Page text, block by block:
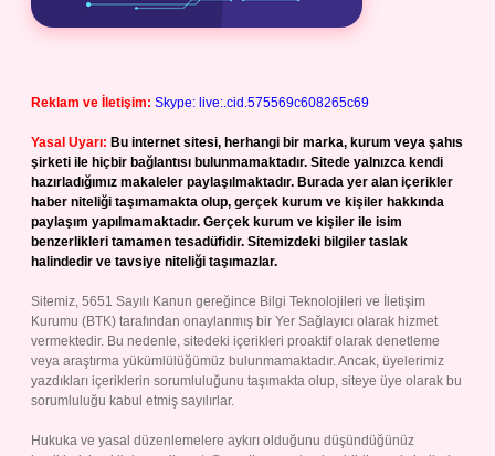
Reklam ve İletişim: Skype: live:.cid.575569c608265c69
Yasal Uyarı: Bu internet sitesi, herhangi bir marka, kurum veya şahıs
şirketi ile hiçbir bağlantısı bulunmamaktadır. Sitede yalnızca kendi
hazırladığımız makaleler paylaşılmaktadır. Burada yer alan içerikler
haber niteliği taşımamakta olup, gerçek kurum ve kişiler hakkında
paylaşım yapılmamaktadır. Gerçek kurum ve kişiler ile isim
benzerlikleri tamamen tesadüfidir. Sitemizdeki bilgiler taslak
halindedir ve tavsiye niteliği taşımazlar.
Sitemiz, 5651 Sayılı Kanun gereğince Bilgi Teknolojileri ve İletişim
Kurumu (BTK) tarafından onaylanmış bir Yer Sağlayıcı olarak hizmet
vermektedir. Bu nedenle, sitedeki içerikleri proaktif olarak denetleme
veya araştırma yükümlülüğümüz bulunmamaktadır. Ancak, üyelerimiz
yazdıkları içeriklerin sorumluluğunu taşımakta olup, siteye üye olarak bu
sorumluluğu kabul etmiş sayılırlar.
Hukuka ve yasal düzenlemelere aykırı olduğunu düşündüğünüz